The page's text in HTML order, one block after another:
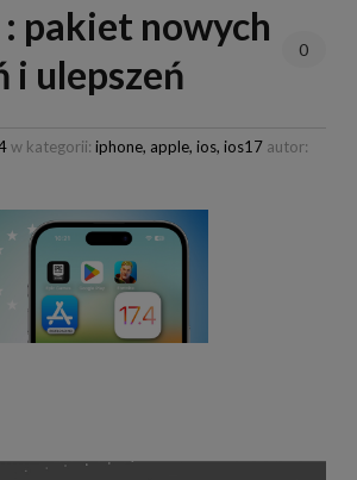
: pakiet nowych
i ulepszeń
0
w kategorii: iphone, apple, ios, ios17 autor: